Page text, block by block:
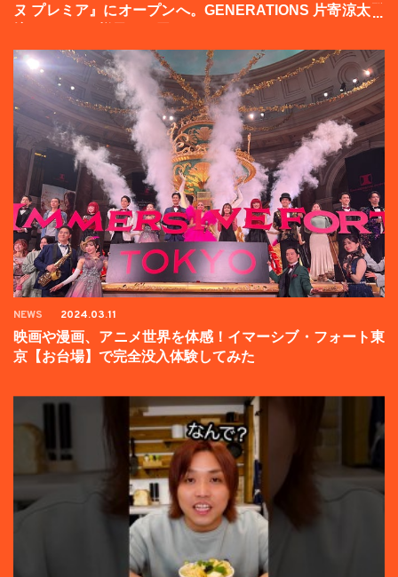
ヌ プレミア』にオープンへ。GENERATIONS 片寄涼太登
NEWS 2024.03.11
映画や漫画、アニメ世界を体感！イマーシブ・フォート東
京【お台場】で完全没入体験してみた